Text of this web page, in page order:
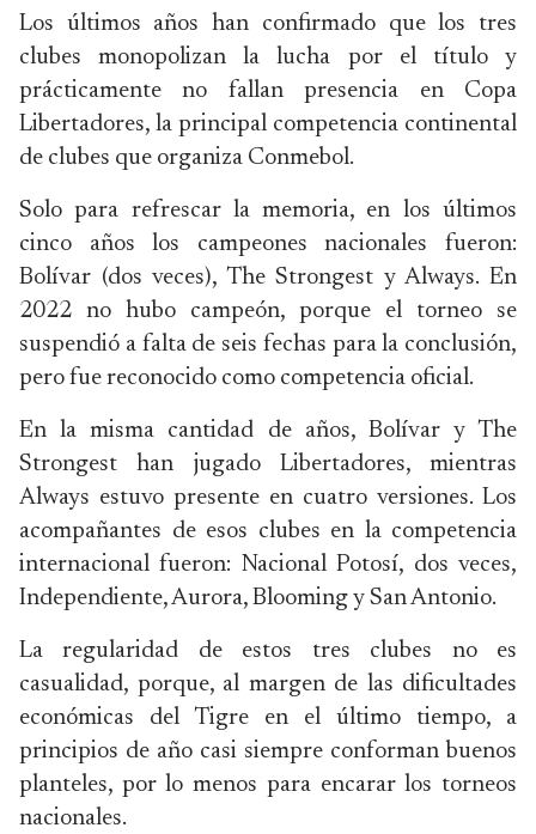
Los últimos años han confirmado que los tres
clubes monopolizan la lucha por el título y
prácticamente no fallan presencia en Copa
Libertadores, la principal competencia continental
de clubes que organiza Conmebol.
Solo para refrescar la memoria, en los últimos
cinco años los campeones nacionales fueron:
Bolívar (dos veces), The Strongest y Always. En
2022 no hubo campeón, porque el torneo se
suspendió a falta de seis fechas para la conclusión,
pero fue reconocido como competencia oficial.
En la misma cantidad de años, Bolívar y The
Strongest han jugado Libertadores, mientras
Always estuvo presente en cuatro versiones. Los
acompañantes de esos clubes en la competencia
internacional fueron: Nacional Potosí, dos veces,
Independiente, Aurora, Blooming y San Antonio.
La regularidad de estos tres clubes no es
casualidad, porque, al margen de las dificultades
económicas del Tigre en el último tiempo, a
principios de año casi siempre conforman buenos
planteles, por lo menos para encarar los torneos
nacionales.